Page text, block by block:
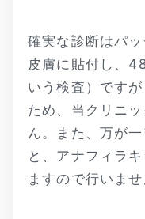
確実な診断はパ
皮膚に貼付し、
いう検査）です
ため、当クリニ
ん。また、万が
と、アナフィラ
ますので行いませ